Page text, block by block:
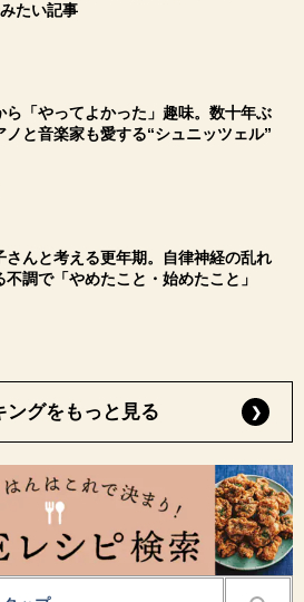
たい記事
ら「やってよかった」趣味。数十年ぶ
ノと音楽家も愛する“シュニッツェル”
さんと考える更年期。自律神経の乱れ
不調で「やめたこと・始めたこと」
ングをもっと見る